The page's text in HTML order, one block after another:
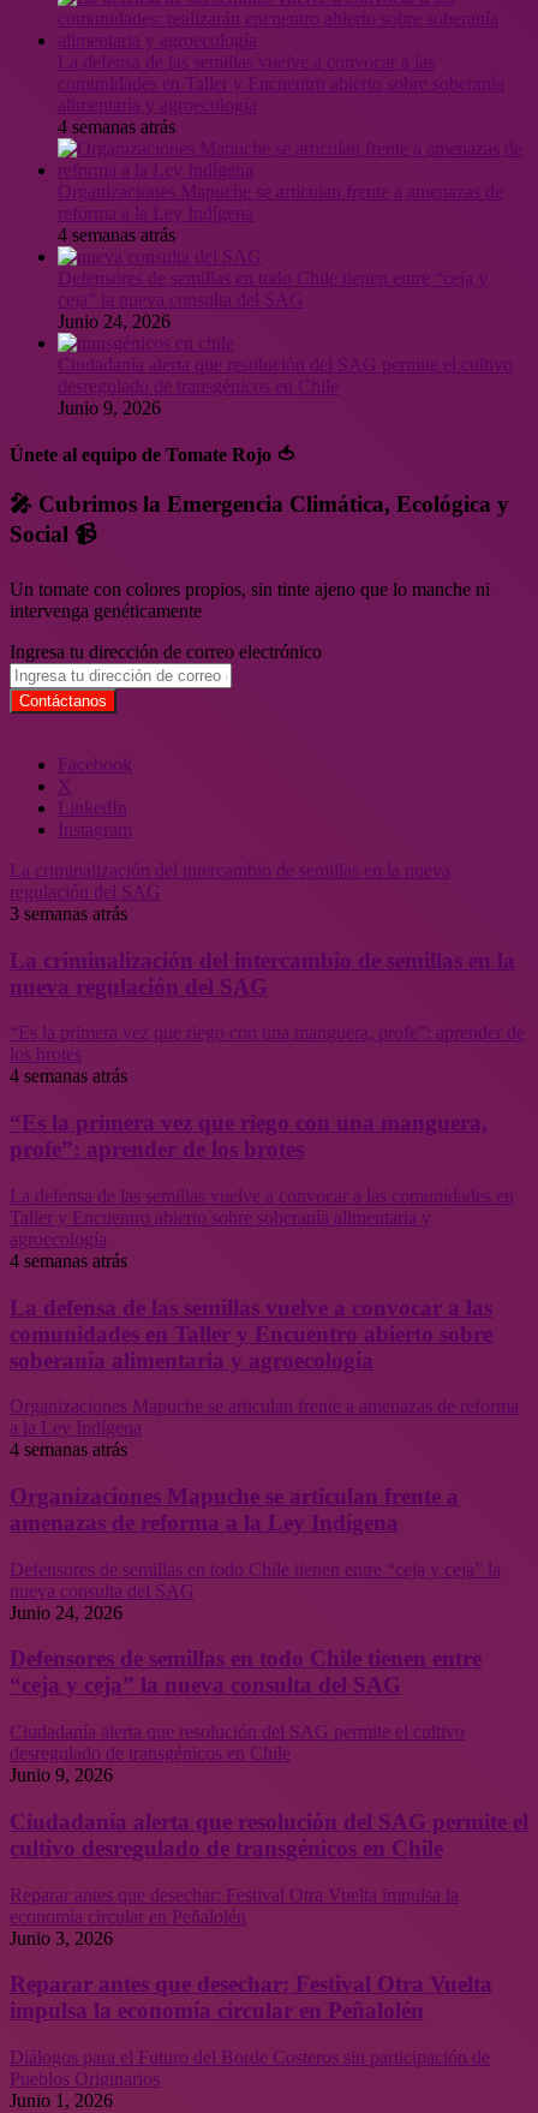
La defensa de las semillas vuelve a convocar a las
comunidades en Taller y Encuentro abierto sobre soberanía
alimentaria y agroecología
4 semanas atrás
Organizaciones Mapuche se articulan frente a amenazas de
reforma a la Ley Indígena
4 semanas atrás
Defensores de semillas en todo Chile tienen entre “ceja y
ceja” la nueva consulta del SAG
Junio 24, 2026
Ciudadanía alerta que resolución del SAG permite el cultivo
desregulado de transgénicos en Chile
Junio 9, 2026
Únete al equipo de Tomate Rojo 🍅
🎤 Cubrimos la Emergencia Climática, Ecológica y
Social 📹
Un tomate con colores propios, sin tinte ajeno que lo manche ni
intervenga genéticamente
Ingresa tu dirección de correo electrónico
Facebook
X
LinkedIn
Instagram
La criminalización del intercambio de semillas en la nueva
regulación del SAG
3 semanas atrás
La criminalización del intercambio de semillas en la
nueva regulación del SAG
“Es la primera vez que riego con una manguera, profe”: aprender de
los brotes
4 semanas atrás
“Es la primera vez que riego con una manguera,
profe”: aprender de los brotes
La defensa de las semillas vuelve a convocar a las comunidades en
Taller y Encuentro abierto sobre soberanía alimentaria y
agroecología
4 semanas atrás
La defensa de las semillas vuelve a convocar a las
comunidades en Taller y Encuentro abierto sobre
soberanía alimentaria y agroecología
Organizaciones Mapuche se articulan frente a amenazas de reforma
a la Ley Indígena
4 semanas atrás
Organizaciones Mapuche se articulan frente a
amenazas de reforma a la Ley Indígena
Defensores de semillas en todo Chile tienen entre “ceja y ceja” la
nueva consulta del SAG
Junio 24, 2026
Defensores de semillas en todo Chile tienen entre
“ceja y ceja” la nueva consulta del SAG
Ciudadanía alerta que resolución del SAG permite el cultivo
desregulado de transgénicos en Chile
Junio 9, 2026
Ciudadanía alerta que resolución del SAG permite el
cultivo desregulado de transgénicos en Chile
Reparar antes que desechar: Festival Otra Vuelta impulsa la
economía circular en Peñalolén
Junio 3, 2026
Reparar antes que desechar: Festival Otra Vuelta
impulsa la economía circular en Peñalolén
Diálogos para el Futuro del Borde Costeros sin participación de
Pueblos Originarios
Junio 1, 2026